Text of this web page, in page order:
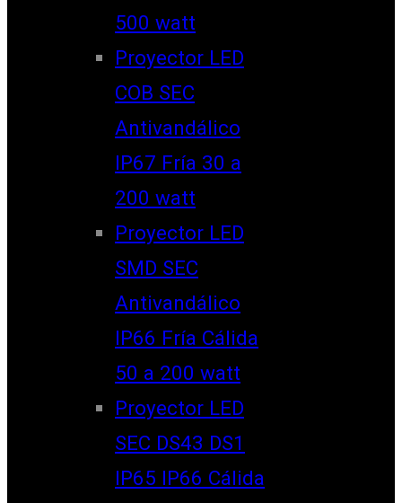
500 watt
Proyector LED
COB SEC
Antivandálico
IP67 Fría 30 a
200 watt
Proyector LED
SMD SEC
Antivandálico
IP66 Fría Cálida
50 a 200 watt
Proyector LED
SEC DS43 DS1
IP65 IP66 Cálida